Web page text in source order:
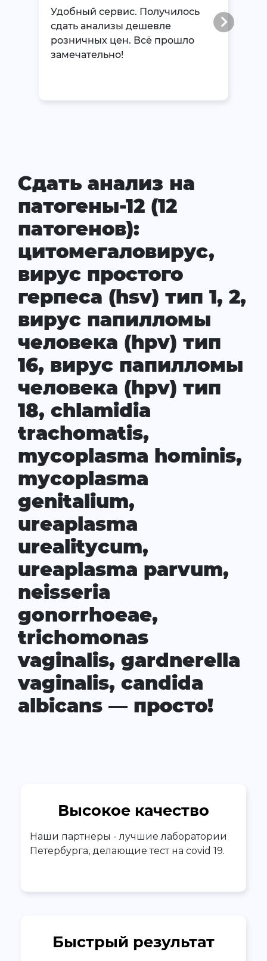
Удобный сервис. Получилось
сдать анализы дешевле
розничных цен. Всё прошло
замечательно!
Сдать анализ на
патогены-12 (12
патогенов):
цитомегаловирус,
вирус простого
герпеса (hsv) тип 1, 2,
вирус папилломы
человека (hpv) тип
16, вирус папилломы
человека (hpv) тип
18, chlamidia
trachomatis,
mycoplasma hominis,
mycoplasma
genitalium,
ureaplasma
urealitycum,
ureaplasma parvum,
neisseria
gonorrhoeae,
trichomonas
vaginalis, gardnerella
vaginalis, candida
albicans — просто!
Высокое качество
Наши партнеры - лучшие лаборатории
Петербурга, делающие тест на covid 19.
Быстрый результат